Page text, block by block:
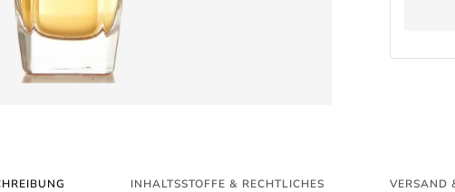
INHALTSSTOFFE & RECHTLICHES VERSAND